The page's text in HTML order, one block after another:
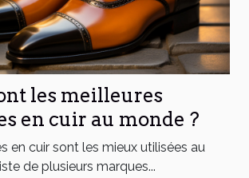
les meilleures
en cuir au monde ?
en cuir sont les mieux utilisées au
de plusieurs marques...